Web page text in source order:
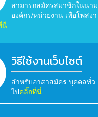
สามารถสมัครสมาชิกในนาม
องค์กร/หน่วยงาน เพื่อโพสงา
นี่
วิธีใช้งานเว็บไซต์
สำหรับอาสาสมัคร บุคคลทั่ว
ไปคลิ๊กที่นี่